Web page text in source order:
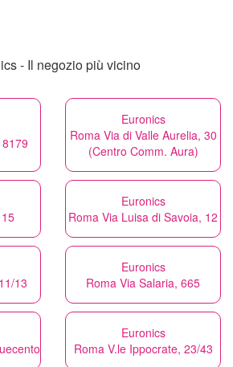
- Il negozio più vicino
Euronics
Roma Via di Valle Aurelia, 30
(Centro Comm. Aura)
Euronics
Roma Via Luisa di Savoia, 12
13
Euronics
Roma Via Salaria, 665
Euronics
Roma V.le Ippocrate, 23/43